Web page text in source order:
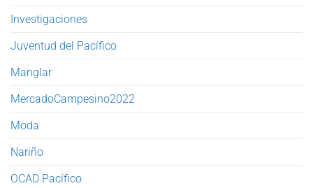
Investigaciones
Juventud del Pacífico
Manglar
MercadoCampesino2022
Moda
Nariño
OCAD Pacífico